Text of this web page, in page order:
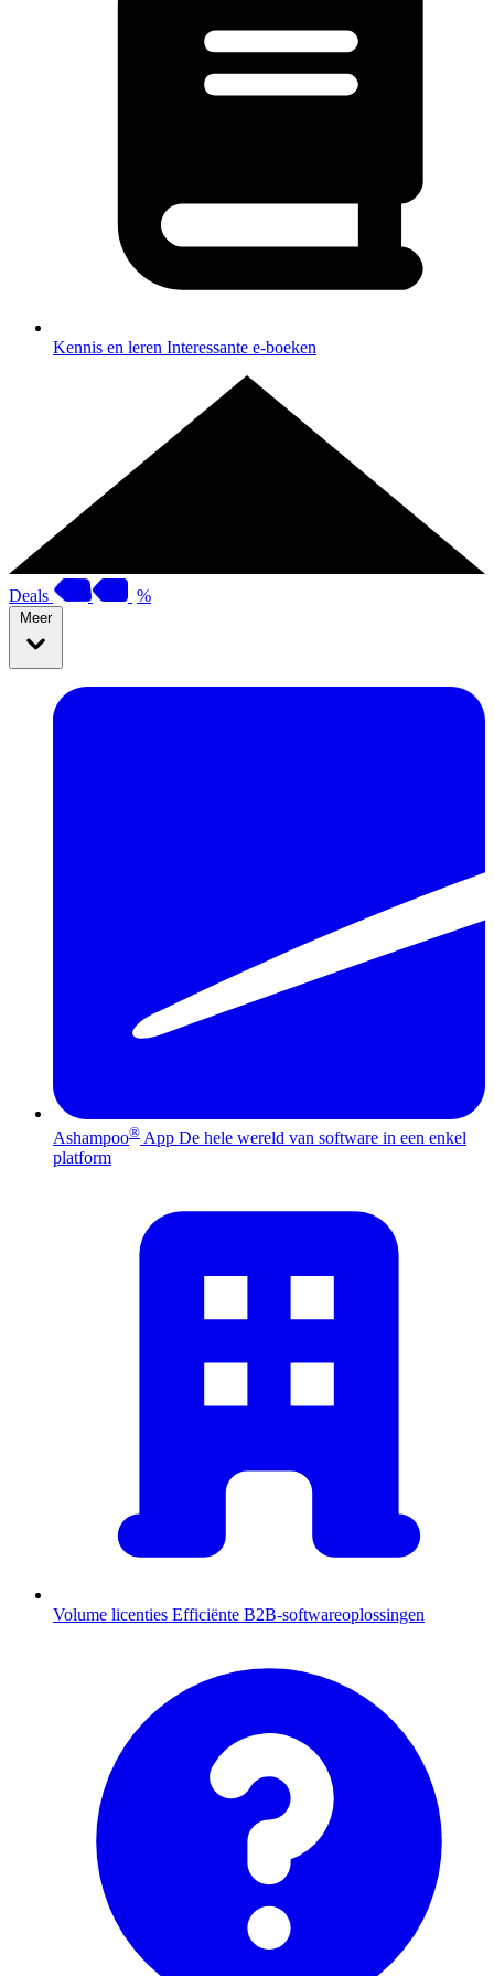
Kennis en leren Interessante e-boeken
Deals %
Meer
Ashampoo® App De hele wereld van software in een enkel
platform
Volume licenties Efficiënte B2B-softwareoplossingen